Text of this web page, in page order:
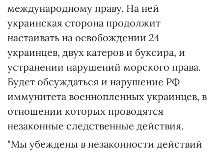
международному праву. На ней
украинская сторона продолжит
настаивать на освобождении 24
украинцев, двух катеров и буксира, и
устранении нарушений морского права.
Будет обсуждаться и нарушение РФ
иммунитета военнопленных украинцев, в
отношении которых проводятся
незаконные следственные действия.
"Мы убеждены в незаконности действий